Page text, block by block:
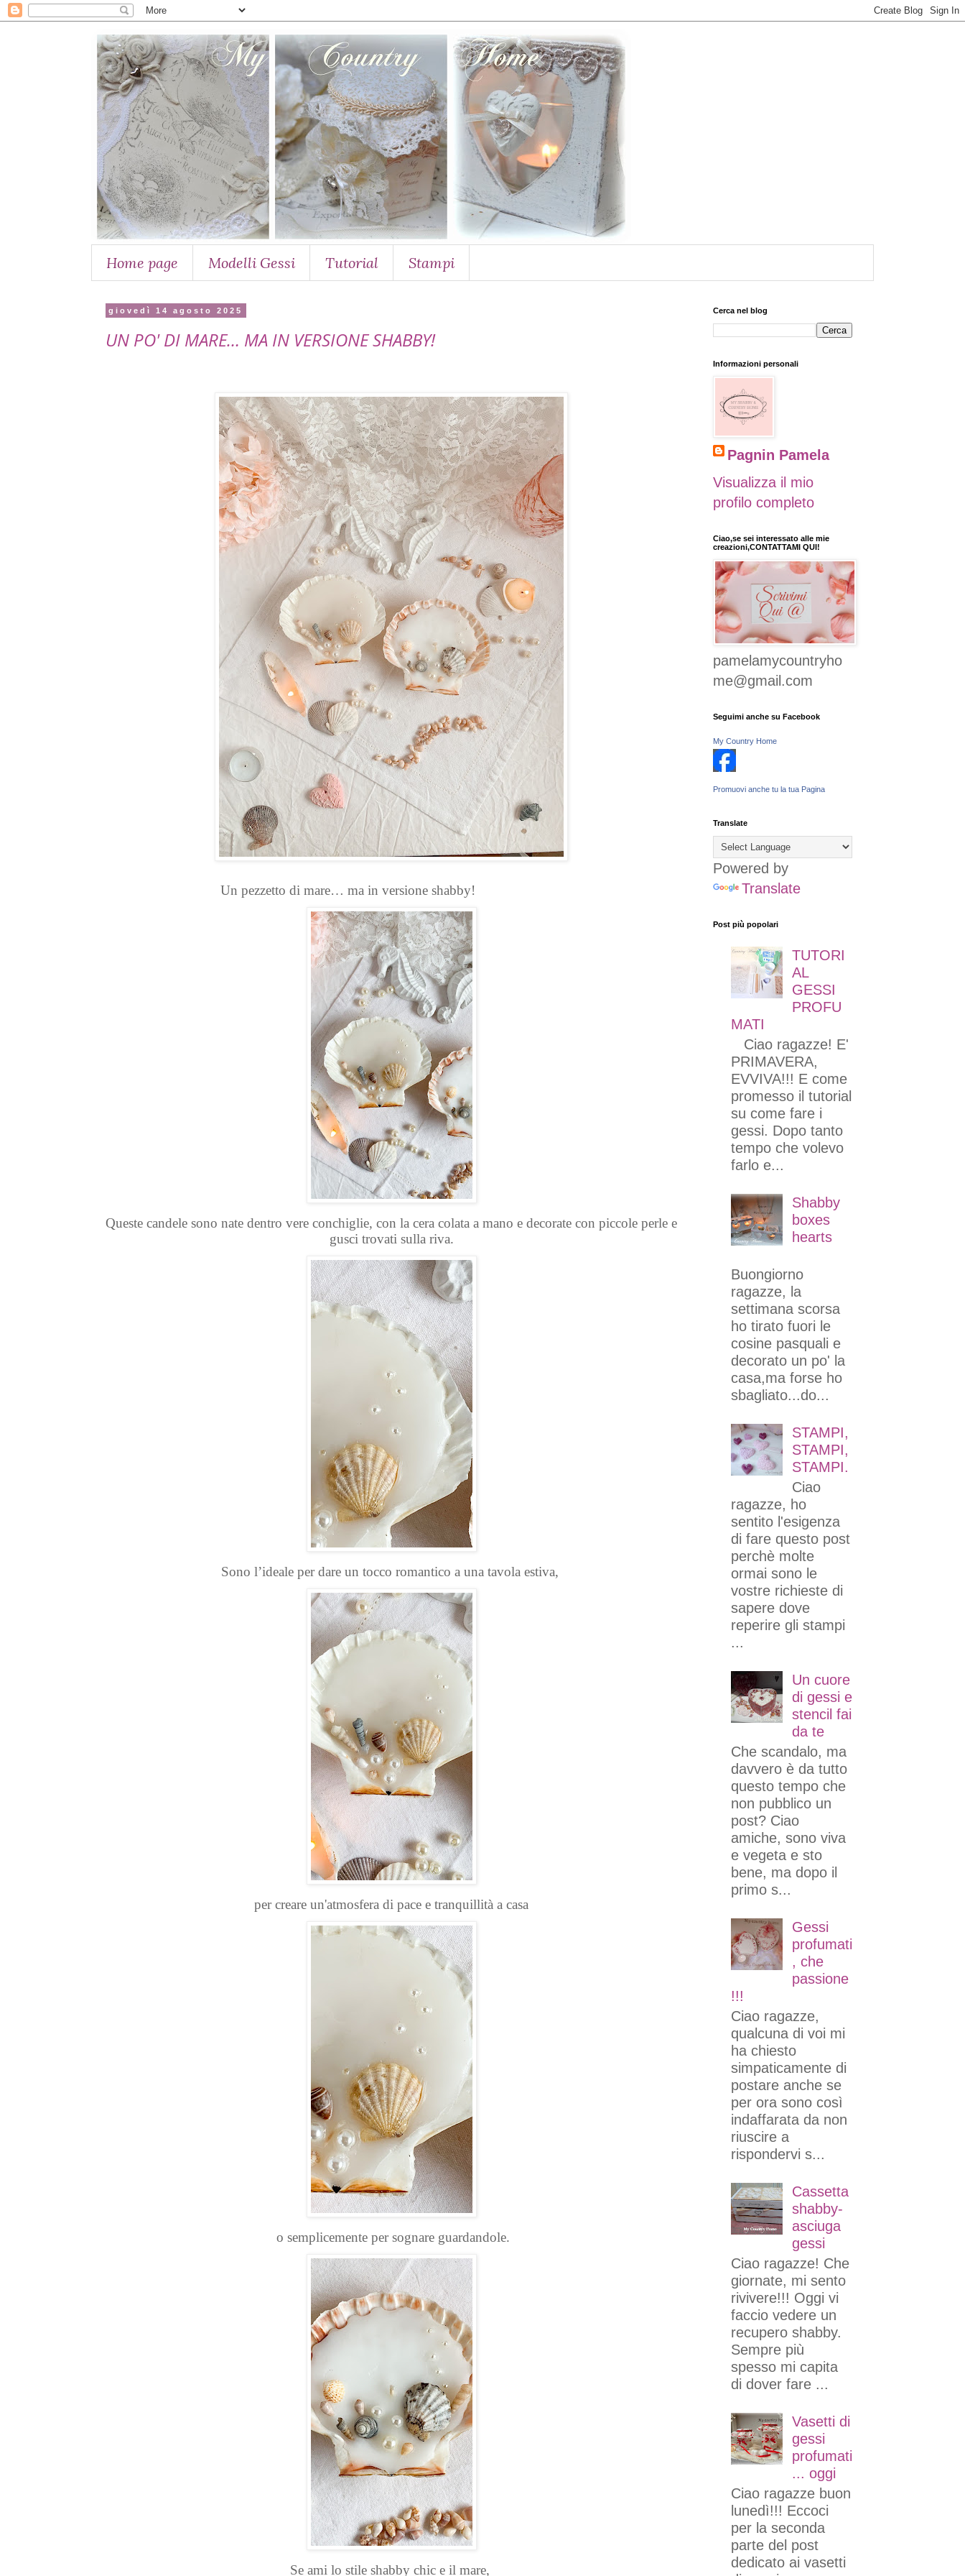
Home page Modelli Gessi Tutorial Stampi
giovedì 14 agosto 2025
UN PO' DI MARE… MA IN VERSIONE SHABBY!
Un pezzetto di mare… ma in versione shabby!
Queste candele sono nate dentro vere conchiglie, con la cera colata a mano e decorate con piccole perle e
gusci trovati sulla riva.
Sono l’ideale per dare un tocco romantico a una tavola estiva,
per creare un'atmosfera di pace e tranquillità a casa
o semplicemente per sognare guardandole.
Se ami lo stile shabby chic e il mare,
Cerca nel blog
Informazioni personali
Pagnin Pamela
Visualizza il mio
profilo completo
Ciao,se sei interessato alle mie
creazioni,CONTATTAMI QUI!
pamelamycountryho
me@gmail.com
Seguimi anche su Facebook
My Country Home
Promuovi anche tu la tua Pagina
Translate
Powered by
Translate
Post più popolari
TUTORI
AL
GESSI
PROFU
MATI
Ciao ragazze! E'
PRIMAVERA,
EVVIVA!!! E come
promesso il tutorial
su come fare i
gessi. Dopo tanto
tempo che volevo
farlo e...
Shabby
boxes
hearts
Buongiorno
ragazze, la
settimana scorsa
ho tirato fuori le
cosine pasquali e
decorato un po' la
casa,ma forse ho
sbagliato...do...
STAMPI,
STAMPI,
STAMPI.
Ciao
ragazze, ho
sentito l'esigenza
di fare questo post
perchè molte
ormai sono le
vostre richieste di
sapere dove
reperire gli stampi
...
Un cuore
di gessi e
stencil fai
da te
Che scandalo, ma
davvero è da tutto
questo tempo che
non pubblico un
post? Ciao
amiche, sono viva
e vegeta e sto
bene, ma dopo il
primo s...
Gessi
profumati
, che
passione
!!!
Ciao ragazze,
qualcuna di voi mi
ha chiesto
simpaticamente di
postare anche se
per ora sono così
indaffarata da non
riuscire a
rispondervi s...
Cassetta
shabby-
asciuga
gessi
Ciao ragazze! Che
giornate, mi sento
rivivere!!! Oggi vi
faccio vedere un
recupero shabby.
Sempre più
spesso mi capita
di dover fare ...
Vasetti di
gessi
profumati
... oggi
Ciao ragazze buon
lunedì!!! Eccoci
per la seconda
parte del post
dedicato ai vasetti